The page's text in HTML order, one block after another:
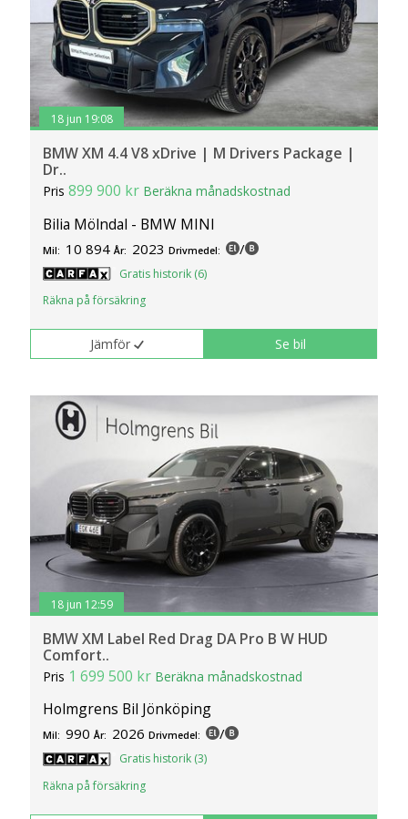
18 jun 19:08
BMW XM 4.4 V8 xDrive | M Drivers Package |
Dr..
Pris899 900 kr Beräkna månadskostnad
Bilia Mölndal - BMW MINI
Mil: 10 894 År: 2023 Drivmedel: /
Gratis historik (6)
Räkna på försäkring
Jämför Se bil
18 jun 12:59
BMW XM Label Red Drag DA Pro B W HUD
Comfort..
Pris 1 699 500 kr Beräkna månadskostnad
Holmgrens Bil Jönköping
Mil: 990 År: 2026 Drivmedel: /
Gratis historik (3)
Räkna på försäkring